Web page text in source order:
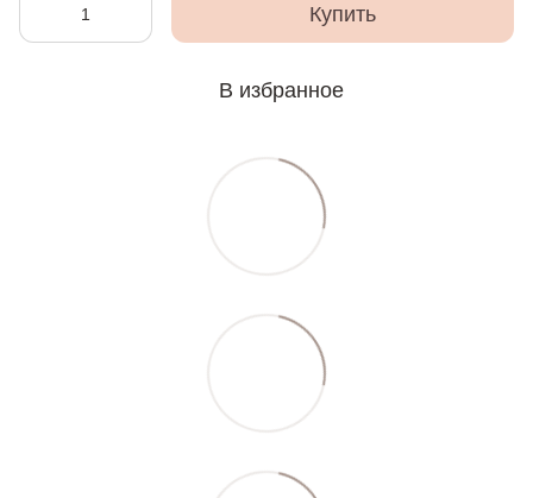
Купить
В избранное